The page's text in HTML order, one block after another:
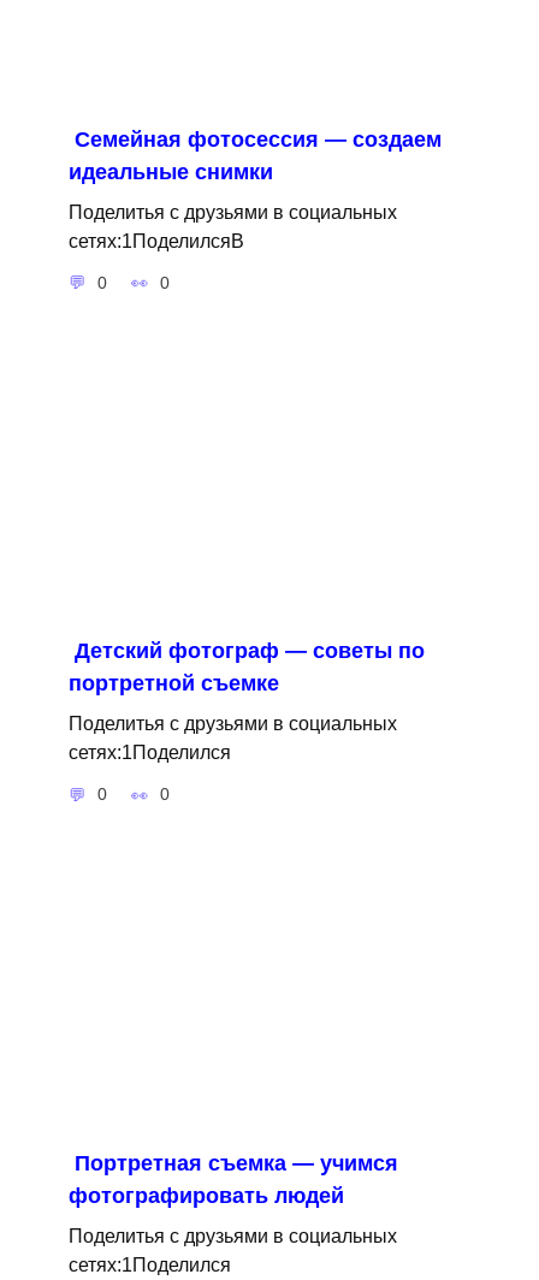
Семейная фотосессия — создаем
идеальные снимки
Поделитья с друзьями в социальных
сетях:1ПоделилсяВ
0 0
Детский фотограф — советы по
портретной съемке
Поделитья с друзьями в социальных
сетях:1Поделился
0 0
Портретная съемка — учимся
фотографировать людей
Поделитья с друзьями в социальных
сетях:1Поделился